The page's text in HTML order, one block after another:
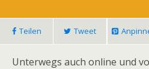
Teilen Tweet
Unterwegs auch online und